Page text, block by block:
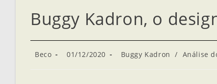
Buggy Kadron, o
Beco 01/12/2020 Buggy Kadron / Análise